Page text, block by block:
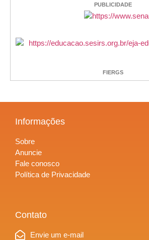
PUBLICIDADE
FIERGS
Informações
Sobre
Anuncie
Fale conosco
Política de Privacidade
Contato
Envie um e-mail